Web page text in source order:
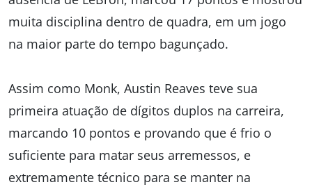
muita disciplina dentro de quadra, em um jogo
na maior parte do tempo bagunçado.
Assim como Monk, Austin Reaves teve sua
primeira atuação de dígitos duplos na carreira,
marcando 10 pontos e provando que é frio o
suficiente para matar seus arremessos, e
extremamente técnico para se manter na